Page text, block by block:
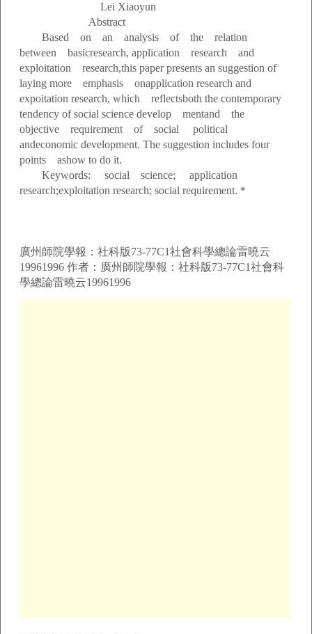
Lei Xiaoyun
Abstract
Based on an analysis of the relation
between basicresearch, application research and
exploitation research,this paper presents an suggestion of
laying more emphasis onapplication research and
expoitation research, which reflectsboth the contemporary
tendency of social science develop mentand the
objective requirement of social political
andeconomic development. The suggestion includes four
points ashow to do it.
Keywords: social science; application
research;exploitation research; social requirement.＊
廣州師院學報：社科版73-77C1社會科學總論雷曉云
19961996 作者：廣州師院學報：社科版73-77C1社會科
學總論雷曉云19961996